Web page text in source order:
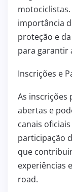
importância
proteção e
para garantir
Inscrições e
As inscrições
abertas e
canais
participação
que
experiências
road.